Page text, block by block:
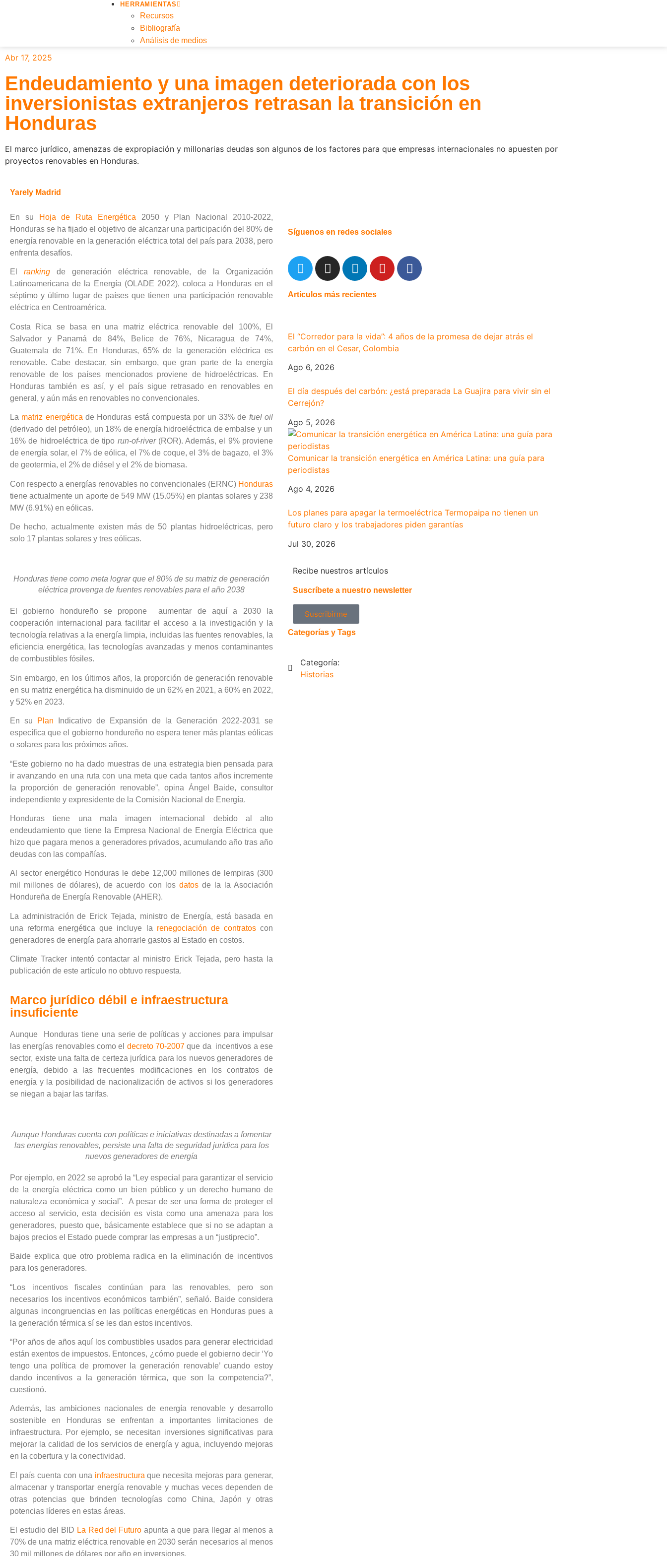
HERRAMIENTAS
Recursos
Bibliografía
Análisis de medios
Abr 17, 2025
Endeudamiento y una imagen deteriorada con los
inversionistas extranjeros retrasan la transición en
Honduras
El marco jurídico, amenazas de expropiación y millonarias deudas son algunos de los factores para que empresas internacionales no apuesten por
proyectos renovables en Honduras.
Yarely Madrid
En su Hoja de Ruta Energética 2050 y Plan Nacional 2010-2022,
Honduras se ha fijado el objetivo de alcanzar una participación del 80% de
energía renovable en la generación eléctrica total del país para 2038, pero
enfrenta desafíos.
El rankingde generación eléctrica renovable, de la Organización
Latinoamericana de la Energía (OLADE 2022), coloca a Honduras en el
séptimo y último lugar de países que tienen una participación renovable
eléctrica en Centroamérica.
Costa Rica se basa en una matriz eléctrica renovable del 100%, El
Salvador y Panamá de 84%, Belice de 76%, Nicaragua de 74%,
Guatemala de 71%. En Honduras, 65% de la generación eléctrica es
renovable. Cabe destacar, sin embargo, que gran parte de la energía
renovable de los países mencionados proviene de hidroeléctricas. En
Honduras también es así, y el país sigue retrasado en renovables en
general, y aún más en renovables no convencionales.
La matriz energética de Honduras está compuesta por un 33% de fuel oil
(derivado del petróleo), un 18% de energía hidroeléctrica de embalse y un
16% de hidroeléctrica de tipo run-of-river(ROR). Además, el 9% proviene
de energía solar, el 7% de eólica, el 7% de coque, el 3% de bagazo, el 3%
de geotermia, el 2% de diésel y el 2% de biomasa.
Con respecto a energías renovables no convencionales (ERNC) Honduras
tiene actualmente un aporte de 549 MW (15.05%) en plantas solares y 238
MW (6.91%) en eólicas.
De hecho, actualmente existen más de 50 plantas hidroeléctricas, pero
solo 17 plantas solares y tres eólicas.
Honduras tiene como meta lograr que el 80% de su matriz de generación
eléctrica provenga de fuentes renovables para el año 2038
El gobierno hondureño se propone aumentar de aquí a 2030 la
cooperación internacional para facilitar el acceso a la investigación y la
tecnología relativas a la energía limpia, incluidas las fuentes renovables, la
eficiencia energética, las tecnologías avanzadas y menos contaminantes
de combustibles fósiles.
Sin embargo, en los últimos años, la proporción de generación renovable
en su matriz energética ha disminuido de un 62% en 2021, a 60% en 2022,
y 52% en 2023.
En su Plan Indicativo de Expansión de la Generación 2022-2031 se
específica que el gobierno hondureño no espera tener más plantas eólicas
o solares para los próximos años.
“Este gobierno no ha dado muestras de una estrategia bien pensada para
ir avanzando en una ruta con una meta que cada tantos años incremente
la proporción de generación renovable”, opina Ángel Baide, consultor
independiente y expresidente de la Comisión Nacional de Energía.
Honduras tiene una mala imagen internacional debido al alto
endeudamiento que tiene la Empresa Nacional de Energía Eléctrica que
hizo que pagara menos a generadores privados, acumulando año tras año
deudas con las compañías.
Al sector energético Honduras le debe 12,000 millones de lempiras (300
mil millones de dólares), de acuerdo con los datos de la la Asociación
Hondureña de Energía Renovable (AHER).
La administración de Erick Tejada, ministro de Energía, está basada en
una reforma energética que incluye la renegociación de contratoscon
generadores de energía para ahorrarle gastos al Estado en costos.
Climate Tracker intentó contactar al ministro Erick Tejada, pero hasta la
publicación de este artículo no obtuvo respuesta.
Marco jurídico débil e infraestructura
insuficiente
Aunque Honduras tiene una serie de políticas y acciones para impulsar
las energías renovables como el decreto 70-2007 que da incentivos a ese
sector, existe una falta de certeza jurídica para los nuevos generadores de
energía, debido a las frecuentes modificaciones en los contratos de
energía y la posibilidad de nacionalización de activos si los generadores
se niegan a bajar las tarifas.
Aunque Honduras cuenta con políticas e iniciativas destinadas a fomentar
las energías renovables, persiste una falta de seguridad jurídica para los
nuevos generadores de energía
Por ejemplo, en 2022 se aprobó la “Ley especial para garantizar el servicio
de la energía eléctrica como un bien público y un derecho humano de
naturaleza económica y social”. A pesar de ser una forma de proteger el
acceso al servicio, esta decisión es vista como una amenaza para los
generadores, puesto que, básicamente establece que si no se adaptan a
bajos precios el Estado puede comprar las empresas a un “justiprecio”.
Baide explica que otro problema radica en la eliminación de incentivos
para los generadores.
“Los incentivos fiscales continúan para las renovables, pero son
necesarios los incentivos económicos también”, señaló. Baide considera
algunas incongruencias en las políticas energéticas en Honduras pues a
la generación térmica sí se les dan estos incentivos.
“Por años de años aquí los combustibles usados para generar electricidad
están exentos de impuestos. Entonces, ¿cómo puede el gobierno decir ‘Yo
tengo una política de promover la generación renovable’ cuando estoy
dando incentivos a la generación térmica, que son la competencia?”,
cuestionó.
Además, las ambiciones nacionales de energía renovable y desarrollo
sostenible en Honduras se enfrentan a importantes limitaciones de
infraestructura. Por ejemplo, se necesitan inversiones significativas para
mejorar la calidad de los servicios de energía y agua, incluyendo mejoras
en la cobertura y la conectividad.
El país cuenta con una infraestructura que necesita mejoras para generar,
almacenar y transportar energía renovable y muchas veces dependen de
otras potencias que brinden tecnologías como China, Japón y otras
potencias líderes en estas áreas.
El estudio del BID La Red del Futuro apunta a que para llegar al menos a
70% de una matriz eléctrica renovable en 2030 serán necesarios al menos
30 mil millones de dólares por año en inversiones.
Síguenos en redes sociales
Artículos más recientes
El “Corredor para la vida”: 4 años de la promesa de dejar atrás el
carbón en el Cesar, Colombia
Ago 6, 2026
El día después del carbón: ¿está preparada La Guajira para vivir sin el
Cerrejón?
Ago 5, 2026
Comunicar la transición energética en América Latina: una guía para
periodistas
Ago 4, 2026
Los planes para apagar la termoeléctrica Termopaipa no tienen un
futuro claro y los trabajadores piden garantías
Jul 30, 2026
Recibe nuestros artículos
Suscríbete a nuestro newsletter
Suscribirme
Categorías y Tags
Categoría:
Historias